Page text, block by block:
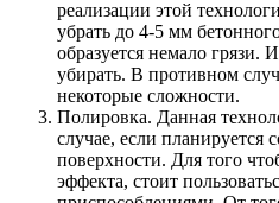
реализации этой
убрать до 4-5 мм
образуется немало грязи.
убирать. В противном
некоторые сложности.
Полировка. Данная
случае, если планируется
поверхности. Для того
эффекта, стоит